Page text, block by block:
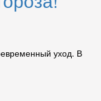
уход. В